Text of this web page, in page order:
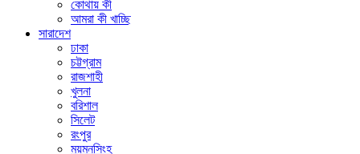
কোথায় কী
আমরা কী খাচ্ছি
সারাদেশ
ঢাকা
চট্টগ্রাম
রাজশাহী
খুলনা
বরিশাল
সিলেট
রংপুর
ময়মনসিংহ